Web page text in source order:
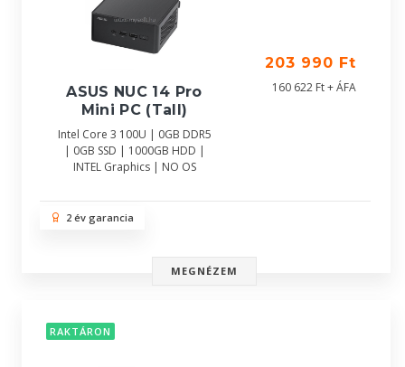
ASUS NUC 14 Pro
Mini PC (Tall)
Intel Core 3 100U | 0GB DDR5
| 0GB SSD | 1000GB HDD |
INTEL Graphics | NO OS
203 990 Ft
160 622 Ft + ÁFA
2 év garancia
MEGNÉZEM
RAKTÁRON